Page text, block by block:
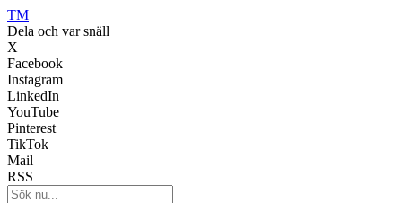
TM
Dela och var snäll
X
Facebook
Instagram
LinkedIn
YouTube
Pinterest
TikTok
Mail
RSS